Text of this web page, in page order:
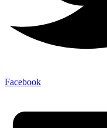
Facebook